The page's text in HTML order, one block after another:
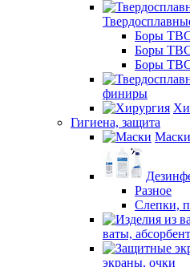
Боры
Боры
Боры
финиры
Гигиена, защита
Маски
Разное
Слепки,
ваты,
экраны, очки